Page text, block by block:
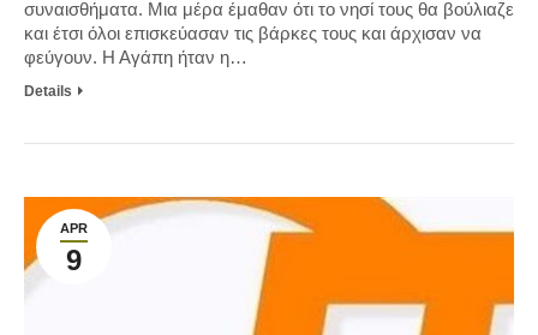
συναισθήματα. Μια μέρα έμαθαν ότι το νησί τους θα βούλιαζε
και έτσι όλοι επισκεύασαν τις βάρκες τους και άρχισαν να
φεύγουν. Η Αγάπη ήταν η…
Details
APR
9